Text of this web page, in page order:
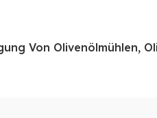
Von Olivenölmühlen,